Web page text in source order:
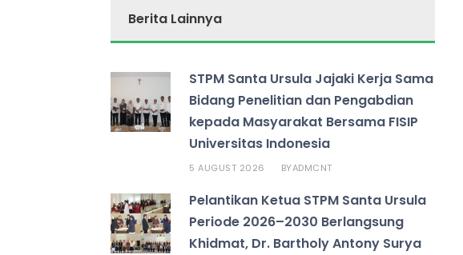
Berita Lainnya
STPM Santa Ursula Jajaki Kerja Sama
Bidang Penelitian dan Pengabdian
kepada Masyarakat Bersama FISIP
Universitas Indonesia
5 AUGUST 2026 BYADMCNT
Pelantikan Ketua STPM Santa Ursula
Periode 2026–2030 Berlangsung
Khidmat, Dr. Bartholy Antony Surya